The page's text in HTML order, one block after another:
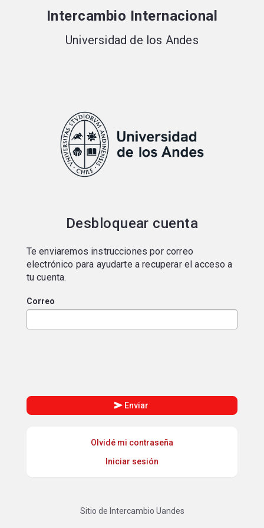
Portal de postulaciones
Intercambio Internacional
Universidad de los Andes
Desbloquear cuenta
Te enviaremos instrucciones por correo
electrónico para ayudarte a recuperar el acceso a
tu cuenta.
Correo
send Enviar
Olvidé mi contraseña
Iniciar sesión
Sitio de Intercambio Uandes